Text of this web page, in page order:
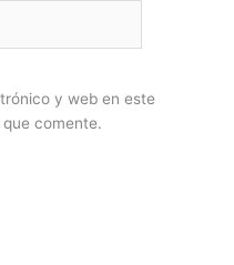
y web en este
comente.